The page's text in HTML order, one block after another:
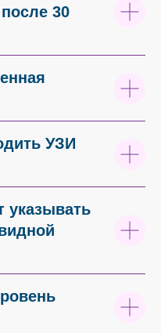
30
УЗИ
указывать